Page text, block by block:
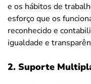
e os hábitos de
esforço que os
reconhecido e
igualdade e
2. Suporte